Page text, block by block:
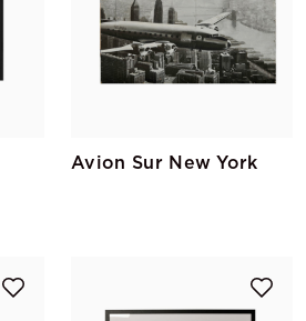
Avion Sur New York